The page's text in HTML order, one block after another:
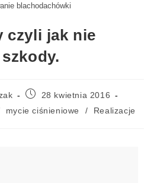
blachodachówki
czyli jak nie
28 kwietnia 2016
mycie ciśnieniowe / Realizacje